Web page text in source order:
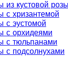
из кустовой розы
с хризантемой
с эустомой
с орхидеями
с тюльпанами
с подсолнухами